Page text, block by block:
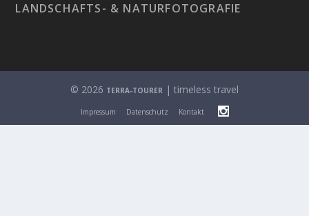
LANDSCHAFTS- & NATURFOTOGRAFIE
© 2026 TERRA-TOURER | timeless travel
Impressum Datenschutz Kontakt